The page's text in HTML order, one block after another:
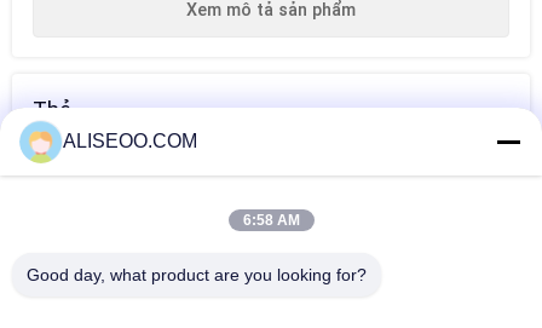
Xem mô tả sản phẩm
Thẻ
giảm cân
kế hoạch ăn
kiêng để giảm
giảm cân nhanh
ALISEOO.COM
6:58 AM
Good day, what product are you looking for?